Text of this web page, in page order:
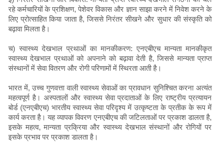
रहे कर्मचारियों के प्रशिक्षण, पेशेवर विकास और ज्ञान साझा करने में निवेश करने के
लिए प्रोत्साहित किया जाता है, जिससे निरंतर सीखने और सुधार की संस्कृति को
बढ़ावा मिलता है।
च) स्वास्थ्य देखभाल प्रथाओं का मानकीकरण: एनएबीएच मान्यता मानकीकृत
स्वास्थ्य देखभाल प्रथाओं को अपनाने को बढ़ावा देती है, जिससे मान्यता प्राप्त
संस्थानों में सेवा वितरण और रोगी परिणामों में स्थिरता आती है।
भारत में, उच्च गुणवत्ता वाली स्वास्थ्य सेवाओं का प्रावधान सुनिश्चित करना अत्यंत
महत्वपूर्ण है। अस्पतालों और स्वास्थ्य सेवा प्रदाताओं के लिए राष्ट्रीय प्रत्यायन
बोर्ड (एनएबीएच) भारतीय स्वास्थ्य सेवा परिदृश्य में उत्कृष्टता के प्रतीक के रूप में
कार्य करता है। यह व्यापक विवरण एनएबीएच की जटिलताओं पर प्रकाश डालता है,
इसके महत्व, मान्यता प्रक्रिया और स्वास्थ्य देखभाल संस्थानों और रोगियों पर
इसके प्रभाव पर प्रकाश डालता है।